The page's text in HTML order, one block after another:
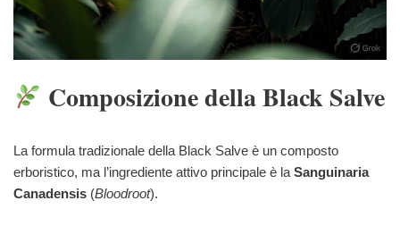
Composizione della Black Salve
La formula tradizionale della Black Salve è un composto
erboristico, ma l’ingrediente attivo principale è la Sanguinaria
Canadensis (Bloodroot).